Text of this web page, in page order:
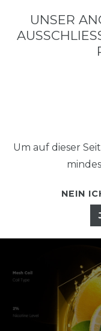
UNSER
Um auf dieser
NEIN